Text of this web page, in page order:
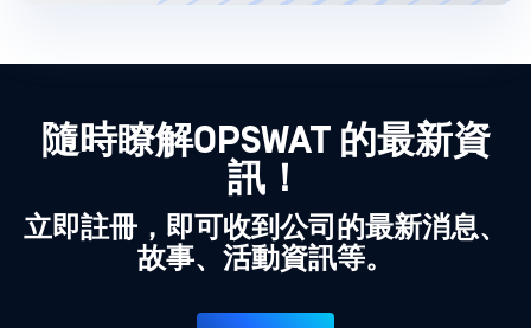
隨時瞭解OPSWAT 的最新資
訊！
立即註冊，即可收到公司的最新消息、
故事、活動資訊等。